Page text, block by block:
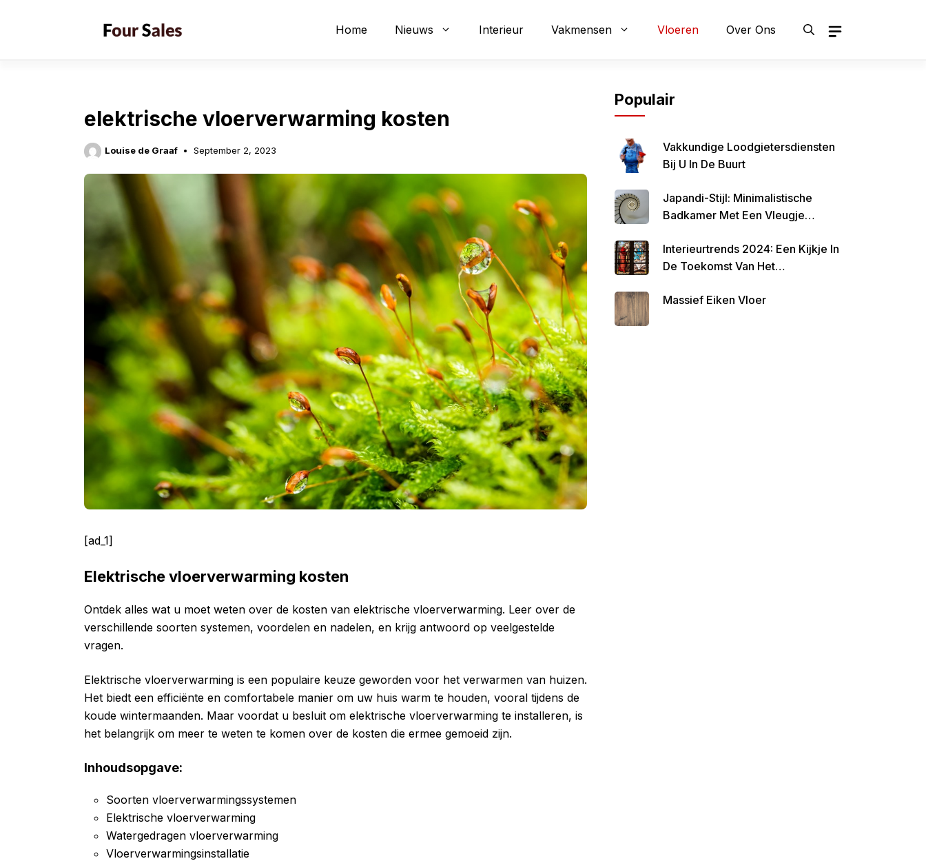
Home Nieuws Interieur Vakmensen Vloeren Over Ons
elektrische vloerverwarming kosten
Louise de Graaf September 2, 2023
[ad_1]
Elektrische vloerverwarming kosten
Ontdek alles wat u moet weten over de kosten van elektrische vloerverwarming. Leer over de
verschillende soorten systemen, voordelen en nadelen, en krijg antwoord op veelgestelde
vragen.
Elektrische vloerverwarming is een populaire keuze geworden voor het verwarmen van huizen.
Het biedt een efficiënte en comfortabele manier om uw huis warm te houden, vooral tijdens de
koude wintermaanden. Maar voordat u besluit om elektrische vloerverwarming te installeren, is
het belangrijk om meer te weten te komen over de kosten die ermee gemoeid zijn.
Inhoudsopgave:
Soorten vloerverwarmingssystemen
Elektrische vloerverwarming
Watergedragen vloerverwarming
Vloerverwarmingsinstallatie
Populair
Vakkundige Loodgietersdiensten
Bij U In De Buurt
Japandi-Stijl: Minimalistische
Badkamer Met Een Vleugje
Interieurtrends 2024: Een Kijkje In
De Toekomst Van Het
Massief Eiken Vloer